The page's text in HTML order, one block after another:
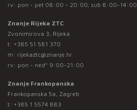
rv: pon - pet 08:00 - 20:00; sub 8:00-14:00
Znanje Rijeka ZTC
Zvonimirova 3, Rijeka
t: +385 51 581 370
m: rijekaztc@znanje.hr
rv: pon - ned* 9:00-21:00
Znanje Frankopanska
Frankopanska 5a, Zagreb
t: +385 1 5574 883